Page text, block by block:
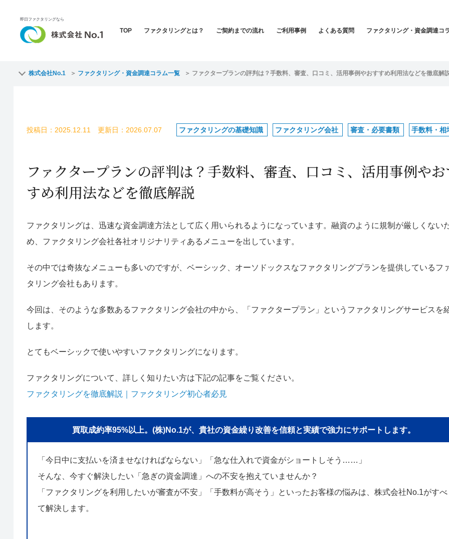
即日ファクタリングなら
TOP ファクタリングとは？ ご契約までの流れ ご利用事例 よくある質問 ファクタリング・資金調達コ
株式会社No.1 ファクタリング・資金調達コラム一覧 ファクタープランの評判は？手数料、審査、口コミ、活用事例やおすすめ利用法などを徹底解
投稿日：2025.12.11 更新日：2026.07.07 ファクタリングの基礎知識 ファクタリング会社 審査・必要書類 手数料・相
ファクタープランの評判は？手数料、審査、口コミ、活用事例や
すめ利用法などを徹底解説
ファクタリングは、迅速な資金調達方法として広く用いられるようになっています。融資のように規制が厳しくない
め、ファクタリング会社各社オリジナリティあるメニューを出しています。
その中では奇抜なメニューも多いのですが、ベーシック、オーソドックスなファクタリングプランを提供しているフ
タリング会社もあります。
今回は、そのような多数あるファクタリング会社の中から、「ファクタープラン」というファクタリングサービスを
します。
とてもベーシックで使いやすいファクタリングになります。
ファクタリングについて、詳しく知りたい方は下記の記事をご覧ください。
ファクタリングを徹底解説｜ファクタリング初心者必見
買取成約率95%以上。(株)No.1が、貴社の資金繰り改善を信頼と実績で強力にサポートします。
「今日中に支払いを済ませなければならない」「急な仕入れで資金がショートしそう……」
そんな、今すぐ解決したい「急ぎの資金調達」への不安を抱えていませんか？
「ファクタリングを利用したいが審査が不安」「手数料が高そう」といったお客様の悩みは、株式会社No.1がすべ
て解決します。